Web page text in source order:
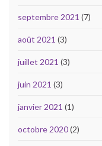
septembre 2021 (7)
août 2021 (3)
juillet 2021 (3)
juin 2021 (3)
janvier 2021 (1)
octobre 2020(2)